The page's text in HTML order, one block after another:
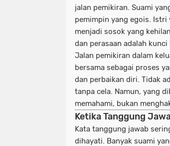
jalan pemikiran. Suami
pemimpin yang egois. Istri
menjadi sosok yang
dan perasaan adalah
Jalan pemikiran dalam
bersama sebagai proses
dan perbaikan diri. Tidak
tanpa cela. Namun, yang
memahami, bukan
Ketika Tanggung
Kata tanggung jawab
dihayati. Banyak suami